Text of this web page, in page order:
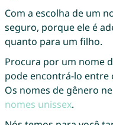
Com a escolha de um
seguro, porque ele é
quanto para um filho.
Procura por um nome
pode encontrá-lo entre
Os nomes de gênero
nomes unissex.